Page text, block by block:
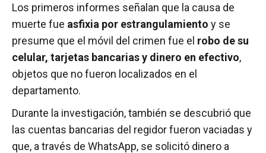
Los primeros informes señalan que la causa de
muerte fue asfixia por estrangulamiento y se
presume que el móvil del crimen fue el robo de su
celular, tarjetas bancarias y dinero en efectivo,
objetos que no fueron localizados en el
departamento.
Durante la investigación, también se descubrió que
las cuentas bancarias del regidor fueron vaciadas y
que, a través de WhatsApp, se solicitó dinero a